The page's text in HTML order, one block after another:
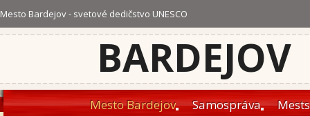
Mesto Bardejov - svetové dedičstvo UNESCO
BARDEJOV
Mesto Bardejov Samospráva